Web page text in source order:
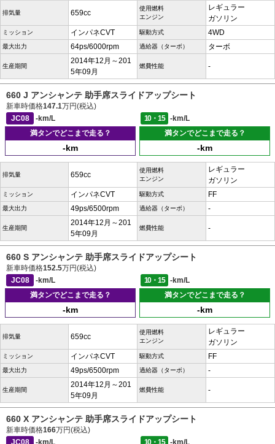
排気量 659cc
使用燃料
エンジン
レギュラー
ガソリン
ミッション インパネCVT 駆動方式 4WD
最大出力 64ps/6000rpm 過給器（ターボ） ターボ
生産期間
2014年12月～201
5年09月
燃費性能 -
660 J アンシャンテ 助手席スライドアップシート
新車時価格147.1万円(税込)
JC08
-km/L 10・15
-km/L
満タンでどこまで走る？
-km
満タンでどこまで走る？
-km
排気量 659cc
使用燃料
エンジン
レギュラー
ガソリン
ミッション インパネCVT 駆動方式 FF
最大出力 49ps/6500rpm 過給器（ターボ） -
生産期間
2014年12月～201
5年09月
燃費性能 -
660 S アンシャンテ 助手席スライドアップシート
新車時価格152.5万円(税込)
JC08
-km/L 10・15
-km/L
満タンでどこまで走る？
-km
満タンでどこまで走る？
-km
排気量 659cc
使用燃料
エンジン
レギュラー
ガソリン
ミッション インパネCVT 駆動方式 FF
最大出力 49ps/6500rpm 過給器（ターボ） -
生産期間
2014年12月～201
5年09月
燃費性能 -
660 X アンシャンテ 助手席スライドアップシート
新車時価格166万円(税込)